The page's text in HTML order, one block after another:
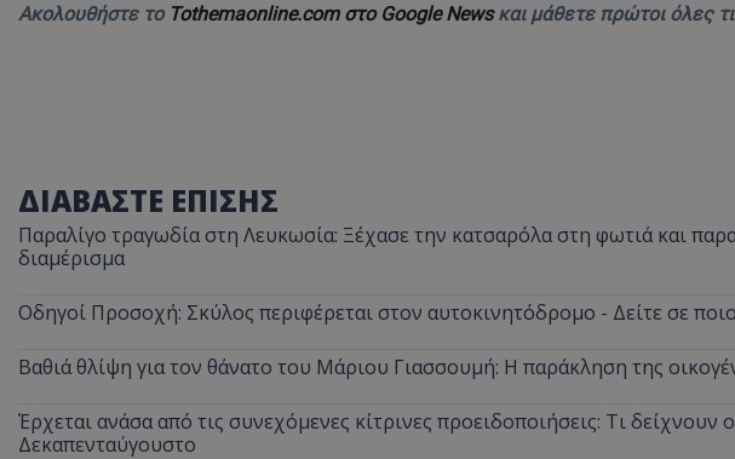
Ακολουθήστε το Tothemaonline.com στο Google Newsκαι μάθετε πρώτοι όλες
ΔΙΑΒΑΣΤΕ ΕΠΙΣΗΣ
Παραλίγο τραγωδία στη Λευκωσία: Ξέχασε την κατσαρόλα στη φωτιά και
διαμέρισμα
Οδηγοί Προσοχή: Σκύλος περιφέρεται στον αυτοκινητόδρομο - Δείτε σε
Βαθιά θλίψη για τον θάνατο του Μάριου Γιασσουμή: Η παράκληση της
Έρχεται ανάσα από τις συνεχόμενες κίτρινες προειδοποιήσεις: Τι δείχνουν
Δεκαπενταύγουστο